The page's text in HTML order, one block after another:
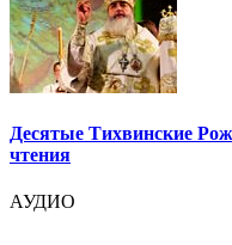
Десятые Тихвинские
чтения
АУДИО